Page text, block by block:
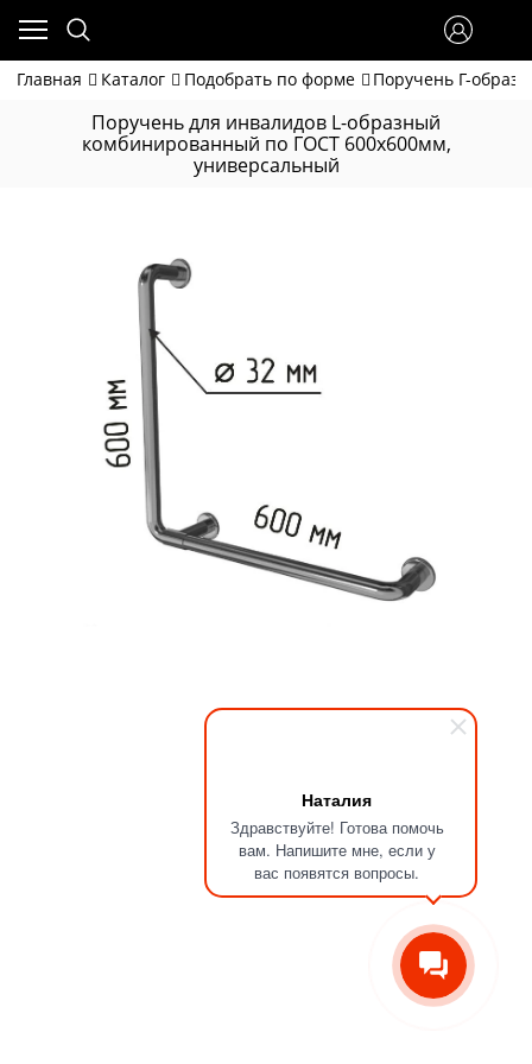
Наталия
Здравствуйте! Готова помочь
вам. Напишите мне, если у
вас появятся вопросы.
Главная Каталог Подобрать по форме Поручень Г-
Поручень для инвалидов L-образный
комбинированный по ГОСТ 600х600мм,
универсальный